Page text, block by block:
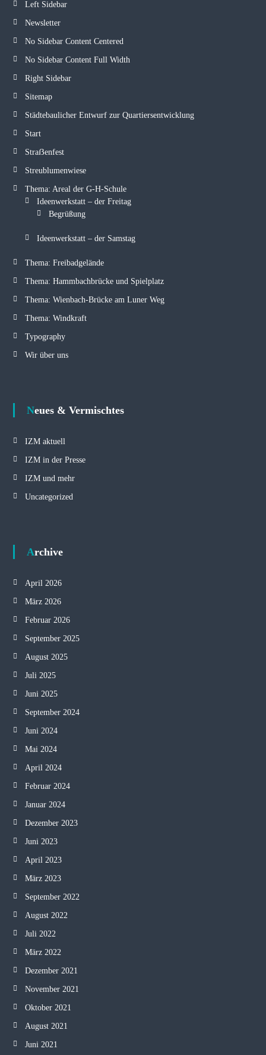
Left Sidebar
Newsletter
No Sidebar Content Centered
No Sidebar Content Full Width
Right Sidebar
Sitemap
Städtebaulicher Entwurf zur Quartiersentwicklung
Start
Straẞenfest
Streublumenwiese
Thema: Areal der G-H-Schule
Ideenwerkstatt – der Freitag
Begrüßung
Ideenwerkstatt – der Samstag
Thema: Freibadgelände
Thema: Hammbachbrücke und Spielplatz
Thema: Wienbach-Brücke am Luner Weg
Thema: Windkraft
Typography
Wir über uns
Neues & Vermischtes
IZM aktuell
IZM in der Presse
IZM und mehr
Uncategorized
Archive
April 2026
März 2026
Februar 2026
September 2025
August 2025
Juli 2025
Juni 2025
September 2024
Juni 2024
Mai 2024
April 2024
Februar 2024
Januar 2024
Dezember 2023
Juni 2023
April 2023
März 2023
September 2022
August 2022
Juli 2022
März 2022
Dezember 2021
November 2021
Oktober 2021
August 2021
Juni 2021